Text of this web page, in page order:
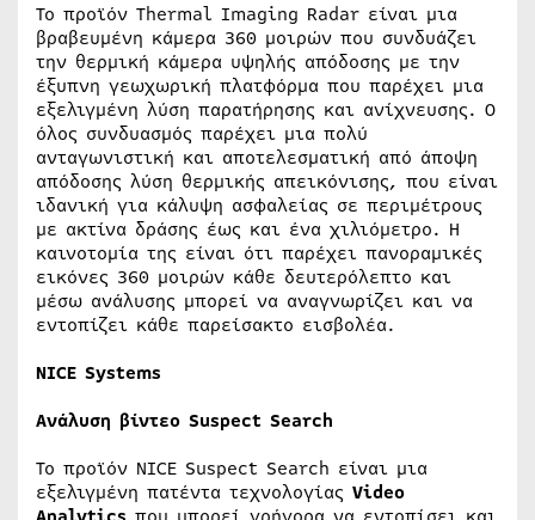
Το προϊόν Thermal Imaging Radar είναι μια
βραβευμένη κάμερα 360 μοιρών που συνδυάζει
την θερμική κάμερα υψηλής απόδοσης με την
έξυπνη γεωχωρική πλατφόρμα που παρέχει μια
εξελιγμένη λύση παρατήρησης και ανίχνευσης. Ο
όλος συνδυασμός παρέχει μια πολύ
ανταγωνιστική και αποτελεσματική από άποψη
απόδοσης λύση θερμικής απεικόνισης, που είναι
ιδανική για κάλυψη ασφαλείας σε περιμέτρους
με ακτίνα δράσης έως και ένα χιλιόμετρο. Η
καινοτομία της είναι ότι παρέχει πανοραμικές
εικόνες 360 μοιρών κάθε δευτερόλεπτο και
μέσω ανάλυσης μπορεί να αναγνωρίζει και να
εντοπίζει κάθε παρείσακτο εισβολέα.
NICE Systems
Ανάλυση βίντεο Suspect Search
Το προϊόν NICE Suspect Search είναι μια
εξελιγμένη πατέντα τεχνολογίας Video